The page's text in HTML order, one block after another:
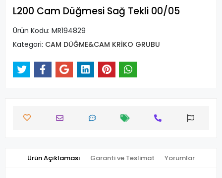
L200 Cam Düğmesi Sağ Tekli 00/05
Ürün Kodu: MR194829
Kategori: CAM DÜĞME&CAM KRİKO GRUBU
Ürün Açıklaması Garanti ve Teslimat Yorumlar